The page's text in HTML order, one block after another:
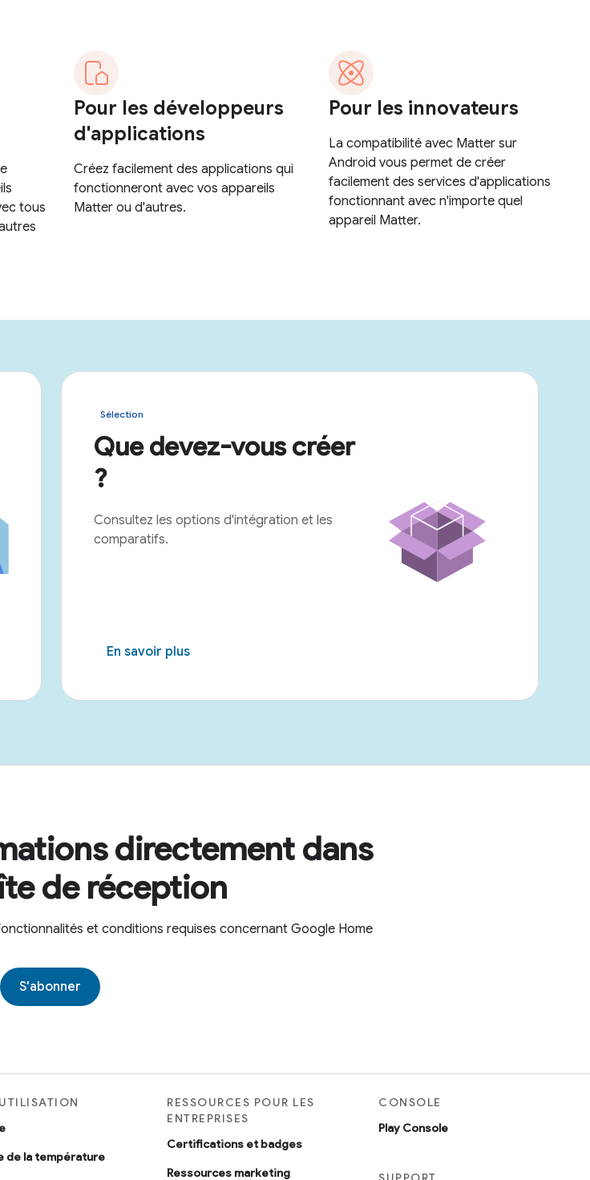
Sélection
Que devez-vous créer
?
Consultez les options d'intégration et les
comparatifs.
En savoir plus
directement dans
de réception
et conditions requises concernant Google Home
S'abonner
de la température
RESSOURCES POUR LES
ENTREPRISES
Certifications et badges
Ressources marketing
CONSOLE
Play Console